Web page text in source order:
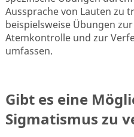
Aussprache von Lauten zu
beispielsweise Übungen
Atemkontrolle und zur
umfassen.
Gibt es eine
Sigmatismus zu